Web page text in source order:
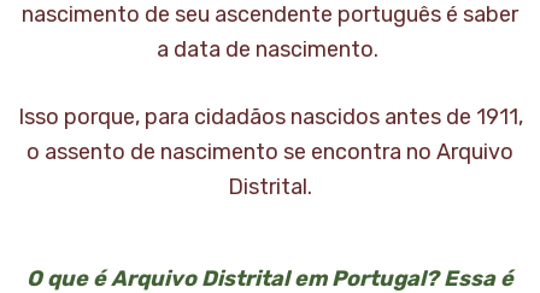
nascimento de seu ascendente português é saber
a data de nascimento.
Isso porque, para cidadãos nascidos antes de 1911,
o assento de nascimento se encontra no Arquivo
Distrital.
O que é Arquivo Distrital em Portugal? Essa é